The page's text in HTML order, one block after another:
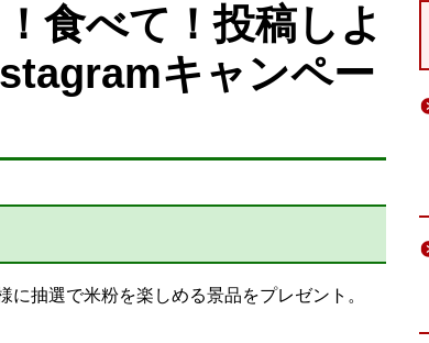
食べて！投稿しよ
キャンペー
抽選で米粉を楽しめる景品をプレゼント。